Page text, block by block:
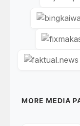
MORE MEDIA